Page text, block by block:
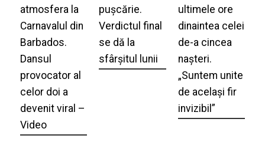
atmosfera la
Carnavalul din
Barbados.
Dansul
provocator al
celor doi a
devenit viral –
Video
pușcărie.
Verdictul final
se dă la
sfârșitul lunii
ultimele ore
dinaintea celei
de-a cincea
nașteri.
„Suntem unite
de același fir
invizibil”